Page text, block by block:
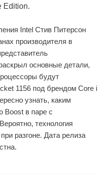
Edition.
Intel Стив Питерсон
производителя в
основные детали,
будут
1156 под брендом Core i
узнать, каким
Boost в паре с
технология
разгоне. Дата релиза